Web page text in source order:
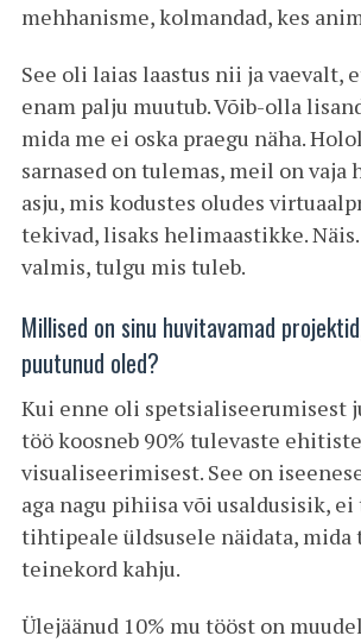
mehhanisme, kolmandad, kes
See oli laias laastus nii ja vaevalt,
enam palju muutub. Võib-olla
mida me ei oska praegu näha.
sarnased on tulemas, meil on vaja
asju, mis kodustes oludes
tekivad, lisaks helimaastikke.
valmis, tulgu mis tuleb.
Millised on sinu huvitavamad
puutunud oled?
Kui enne oli spetsialiseerumisest
töö koosneb 90% tulevaste ehitiste
visualiseerimisest. See on
aga nagu pihiisa või usaldusisik,
tihtipeale üldsusele näidata,
teinekord kahju.
Ülejäänud 10% mu tööst on